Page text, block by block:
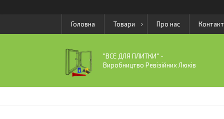
Головна Товари Про нас
"ВСЕ ДЛЯ ПЛИТКИ" -
Виробництво Ревізійних Люків